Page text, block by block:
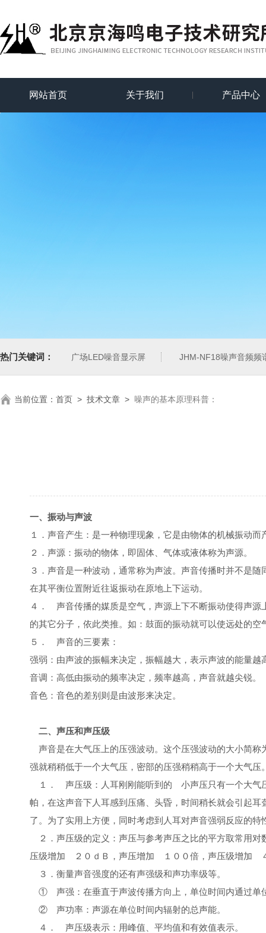
网站首页 关于我们 产品中心
热门关键词： 广场LED噪音显示屏 JHM-NF18噪声音频频
当前位置： 首页 > 技术文章 > 噪声的基本原理科普：
一、振动与声波
１．声音产生：是一种物理现象，它是由物体的机械振动而
２．声源：振动的物体，即固体、气体或液体称为声源。
３．声音是一种波动，通常称为声波。声音传播时并不是
在其平衡位置附近往返振动在原地上下运动。
４． 声音传播的媒质是空气，声源上下不断振动使得声源
的其它分子，依此类推。如：鼓面的振动就可以使远处的
５． 声音的三要素：
强弱：由声波的振幅来决定，振幅越大，表示声波的能量越
音调：高低由振动的频率决定，频率越高，声音就越尖锐。
音色：音色的差别则是由波形来决定。
二、声压和声压级
声音是在大气压上的压强波动。这个压强波动的大小简
强就稍稍低于一个大气压，密部的压强稍稍高于一个大气
１． 声压级：人耳刚刚能听到的 小声压只有一个大气
帕，在这声音下人耳感到压痛、头昏，时间稍长就会引起
了。为了实用上方便，同时考虑到人耳对声音强弱反应的
２．声压级的定义：声压与参考声压之比的平方取常
压级增加 ２０ｄＢ，声压增加 １００倍，声压级增加
３．衡量声音强度的还有声强级和声功率级等。
① 声强：在垂直于声波传播方向上，单位时间内通过单
② 声功率：声源在单位时间内辐射的总声能。
４． 声压级表示：用峰值、平均值和有效值表示。